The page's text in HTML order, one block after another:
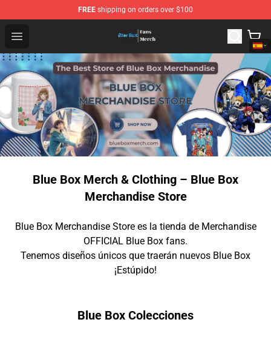
FREE shipping on orders over $100
Open menu
Blue Box Store - Official Blue Box Merchandise Shop
Blue Box Merch & Clothing – Blue Box
Merchandise Store
Blue Box Merchandise Store es la tienda de Merchandise
OFFICIAL Blue Box fans.
Tenemos diseños únicos que traerán nuevos Blue Box
¡Estúpido!
Blue Box Colecciones